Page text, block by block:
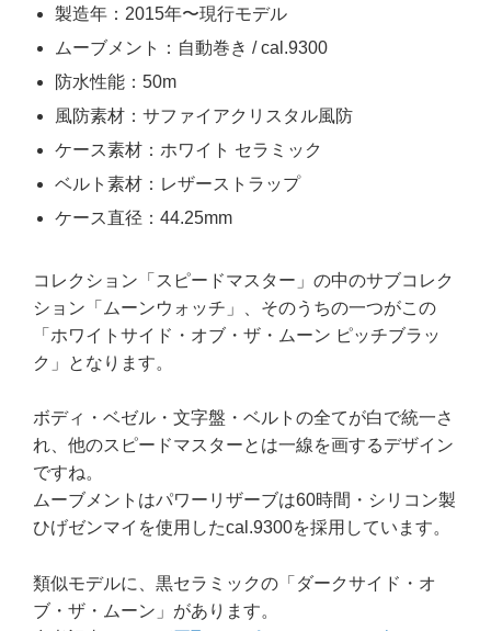
製造年：2015年〜現行モデル
ムーブメント：自動巻き / cal.9300
防水性能：50m
風防素材：サファイアクリスタル風防
ケース素材：ホワイト セラミック
ベルト素材：レザーストラップ
ケース直径：44.25mm
コレクション「スピードマスター」の中のサブコレク
ション「ムーンウォッチ」、そのうちの一つがこの
「ホワイトサイド・オブ・ザ・ムーン ピッチブラッ
ク」となります。
ボディ・ベゼル・文字盤・ベルトの全てが白で統一さ
れ、他のスピードマスターとは一線を画するデザイン
ですね。
ムーブメントはパワーリザーブは60時間・シリコン製
ひげゼンマイを使用したcal.9300を採用しています。
類似モデルに、黒セラミックの「ダークサイド・オ
ブ・ザ・ムーン」があります。